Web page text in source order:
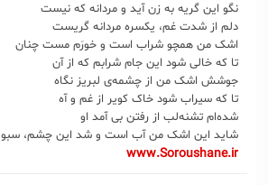
نگو این گریه به زن آید و مردانه که نیست
دلم از شدت غم، یکسره مردانه گریست
اشک من همچو شراب است و خورَم مست چنان
تا که خالی شود این جام شرابم که از آن
جوشش اشک من از چشمه‌ی لبریز نگاه
تا که سیراب شود خاک کویر از غم و آه
شده‌ام تشنه‌لب از رفتن بی آمد او
شاید این اشک من آب است و شد این چشم، سبو
www.Soroushane.ir